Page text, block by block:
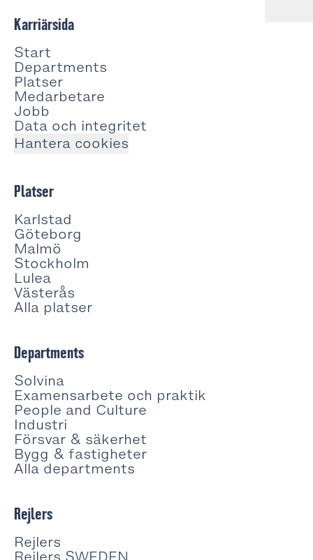
Karriärsida
Start
Departments
Platser
Medarbetare
Jobb
Data och integritet
Hantera cookies
Platser
Karlstad
Göteborg
Malmö
Stockholm
Lulea
Västerås
Alla platser
Departments
Solvina
Examensarbete och praktik
People and Culture
Industri
Försvar & säkerhet
Bygg & fastigheter
Alla departments
Rejlers
Rejlers